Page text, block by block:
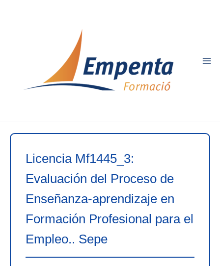
Licencia Mf1445_3:
Evaluación del Proceso de
Enseñanza-aprendizaje en
Formación Profesional para el
Empleo.. Sepe